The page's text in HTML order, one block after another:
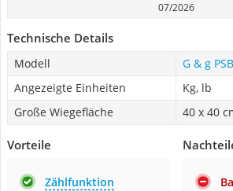
07/2026
Technische Details
Modell
G & g PSB
Angezeigte Einheiten
Kg, lb
Große Wiegefläche
40 x 40
Vorteile
Zählfunktion